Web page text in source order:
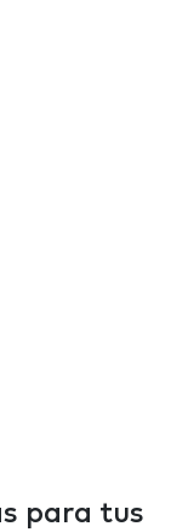
para tus